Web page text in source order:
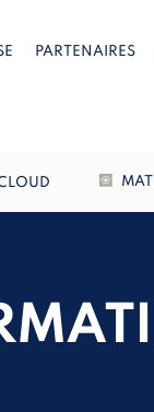
PARTENAIRES